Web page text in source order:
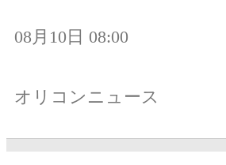
08月10日 08:00
オリコンニュース